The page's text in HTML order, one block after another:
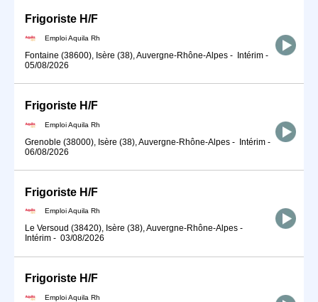
Frigoriste H/F
Emploi Aquila Rh
Fontaine (38600), Isère (38), Auvergne-Rhône-Alpes - Intérim -
05/08/2026
Frigoriste H/F
Emploi Aquila Rh
Grenoble (38000), Isère (38), Auvergne-Rhône-Alpes - Intérim -
06/08/2026
Frigoriste H/F
Emploi Aquila Rh
Le Versoud (38420), Isère (38), Auvergne-Rhône-Alpes -
Intérim - 03/08/2026
Frigoriste H/F
Emploi Aquila Rh